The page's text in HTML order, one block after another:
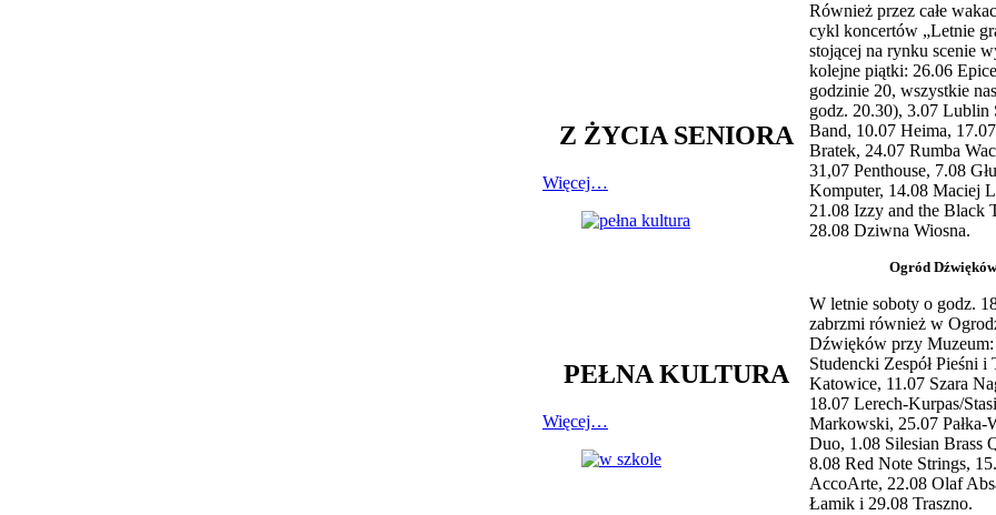
Z ŻYCIA SENIORA
Więcej…
PEŁNA KULTURA
Więcej…
Również przez całe
cykl koncertów „Letnie
stojącej na rynku scenie
kolejne piątki: 26.06
godzinie 20, wszystkie
godz. 20.30), 3.07 Lublin
Band, 10.07 Heima,
Bratek, 24.07 Rumba
31,07 Penthouse, 7.08
Komputer, 14.08 Maciej
21.08 Izzy and the Black
28.08 Dziwna Wiosna.
Ogród Dźwięków
W letnie soboty o godz.
zabrzmi również w
Dźwięków przy
Studencki Zespół Pieśni i
Katowice, 11.07 Szara
18.07 Lerech-Kurpas/
Markowski, 25.07 Pałka-
Duo, 1.08 Silesian Brass
8.08 Red Note Strings,
AccoArte, 22.08 Olaf
Łamik i 29.08 Traszno.